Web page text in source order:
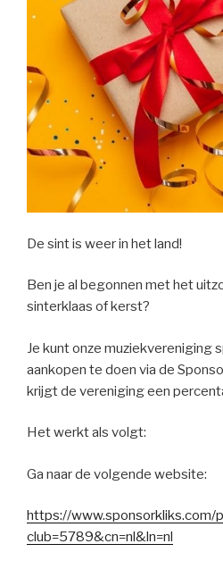
De sint is weer in het land!
Ben je al begonnen met het
sinterklaas of kerst?
Je kunt onze muziekvereniging
aankopen te doen via de
krijgt de vereniging een
Het werkt als volgt:
Ga naar de volgende website:
https://www.sponsorkliks.com/
club=5789&cn=nl&ln=nl